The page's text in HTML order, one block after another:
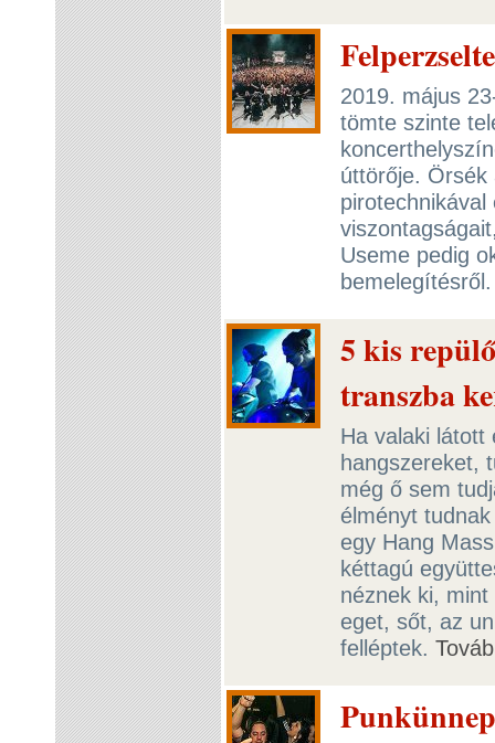
2019. május
tömte szinte
úttörője. Örsék
Useme pedig
5 kis
transzba
Ha valaki látott
hangszereket,
még ő sem
élményt
egy Hang
kéttagú
néznek ki,
eget, sőt, az
felléptek.